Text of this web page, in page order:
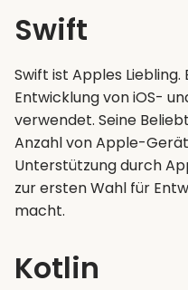
Swift
Swift ist Apples
Entwicklung von iOS-
verwendet. Seine
Anzahl von Apple-
Unterstützung durch
zur ersten Wahl für
macht.
Kotlin